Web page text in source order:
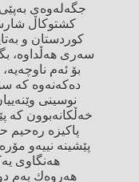
جگەلەوەی
كشتوكاڵ
كوردستان و
سەری هەڵداوە،
بۆ ئەم
دەكەنەوە كە
نوسینی
خەڵكانەبوون كە
پاكیزە رەحیم
پێشینە نییەو
هەنگاوی
هەروەك بەم